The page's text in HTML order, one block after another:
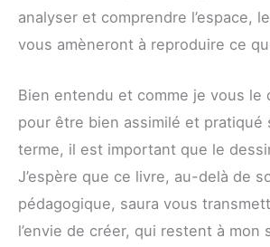
analyser et comprendre l’espace,
vous amèneront à reproduire ce
Bien entendu et comme je vous le
pour être bien assimilé et pratiqué
terme, il est important que le
J’espère que ce livre, au-delà de
pédagogique, saura vous
l’envie de créer, qui restent à mon